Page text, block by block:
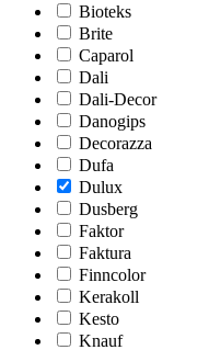
Bioteks
Brite
Caparol
Dali
Dali-Decor
Danogips
Decorazza
Dufa
Dulux
Dusberg
Faktor
Faktura
Finncolor
Kerakoll
Kesto
Knauf